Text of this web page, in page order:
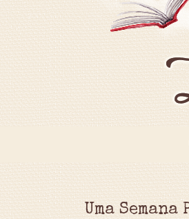
Uma